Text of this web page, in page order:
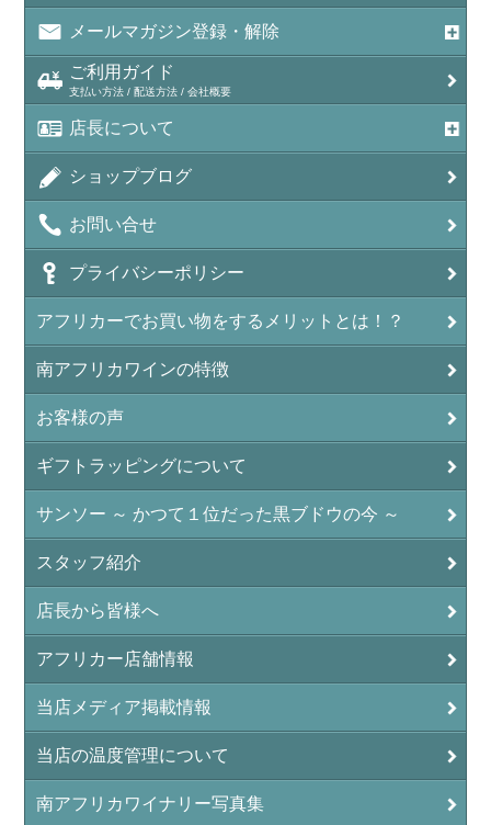
メールマガジン登録・解除
ご利用ガイド
支払い方法 / 配送方法 / 会社概要
店長について
ショップブログ
お問い合せ
プライバシーポリシー
アフリカーでお買い物をするメリットとは！？
南アフリカワインの特徴
お客様の声
ギフトラッピングについて
サンソー ～ かつて１位だった黒ブドウの今 ～
スタッフ紹介
店長から皆様へ
アフリカー店舗情報
当店メディア掲載情報
当店の温度管理について
南アフリカワイナリー写真集